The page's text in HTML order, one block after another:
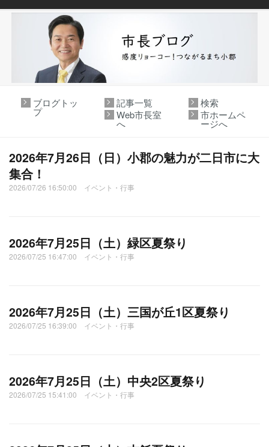
ブログトッ
プ
記事一覧
検索
Web市長室
へ
市ホームペ
ージへ
2026年7月26日（日）小郡の魅力が二日市に大
集合！
2026/07/26 16:50:00 イベント・行事
2026年7月25日（土）緑区夏祭り
2026/07/25 16:47:00 イベント・行事
2026年7月25日（土）三国が丘1区夏祭り
2026/07/25 16:39:00 イベント・行事
2026年7月25日（土）中央2区夏祭り
2026/07/25 15:41:00 イベント・行事